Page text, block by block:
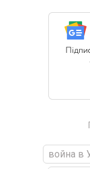
война в